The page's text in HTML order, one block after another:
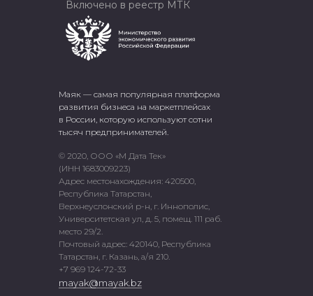
Маяк — самая популярная платформа
развития бизнеса на маркетплейсах
в России, которую используют сотни
тысяч предпринимателей.
© 2020, ООО «М Дата Тек»
(ИНН 1683009223)
Адрес местонахождения: 420500,
Республика Татарстан,
Верхнеуслонский р-н, г. Иннополис,
Университетская ул, д. 5, помещ. 111 раб.
место 29/2.
Почтовый адрес: 420140, Республика
Татарстан, г. Казань, а/я 210.
+7 969 124-72-33
mayak@mayak.bz
Включено в реестр МТК